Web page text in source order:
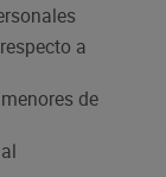
a
de